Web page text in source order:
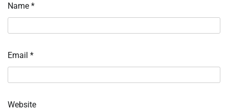
Name *
Email *
Website